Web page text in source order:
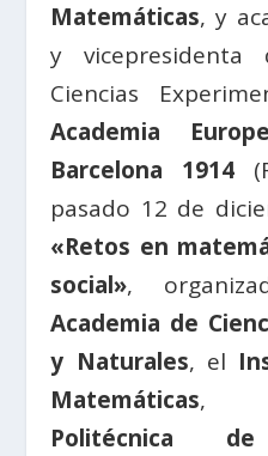
Matemáticas, y
y
Ciencias
Academia
Barcelona 1914
pasado 12 de
«Retos en
social»,
Academia de
y Naturales, el
Matemáticas,
Politécnica